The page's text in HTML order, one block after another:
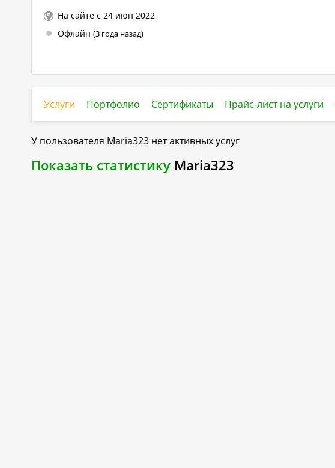
На сайте с 24 июн 2022
Офлайн (3 года назад)
Услуги Портфолио Сертификаты Прайс-лист на услуги
У пользователя Maria323 нет активных услуг
Показать статистику Maria323